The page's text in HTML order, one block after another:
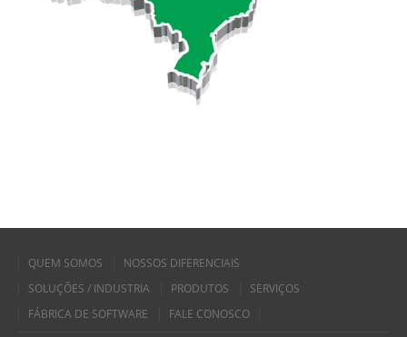
QUEM SOMOS
NOSSOS DIFERENCIAIS
SOLUÇÕES / INDUSTRIA
PRODUTOS
SERVIÇOS
FÁBRICA DE SOFTWARE
FALE CONOSCO